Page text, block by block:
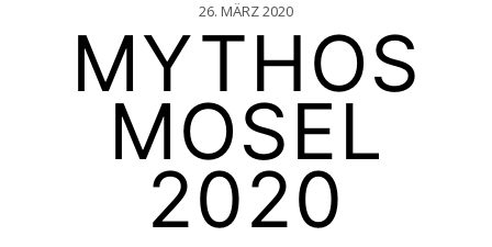
26. MÄRZ 2020
MYTHOS
MOSEL
2020